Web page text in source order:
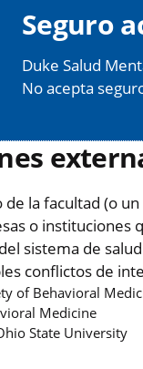
Seguro
Duke Salud
No acepta
de la facultad (o
o instituciones
sistema de
conflictos de
of Behavioral
Medicine
State University